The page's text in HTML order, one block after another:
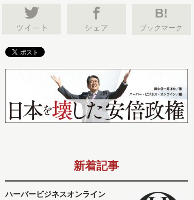
B!
ブックマーク
新着記事
ハーバービジネスオンライン